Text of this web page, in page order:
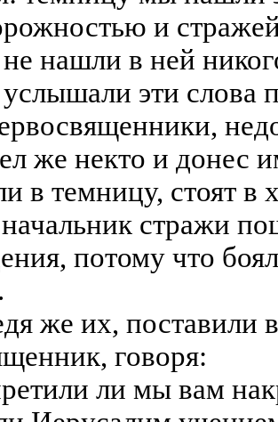
и
нашли в ней
эти слова
же некто и донес
в темницу, стоят в
стражи
потому что
же их, поставили
говоря:
ли мы вам